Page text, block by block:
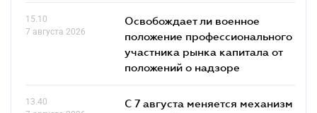
15.10
7 августа 2026
Освобождает ли военное
положение профессионального
участника рынка капитала от
положений о надзоре
13.40
С 7 августа меняется механизм